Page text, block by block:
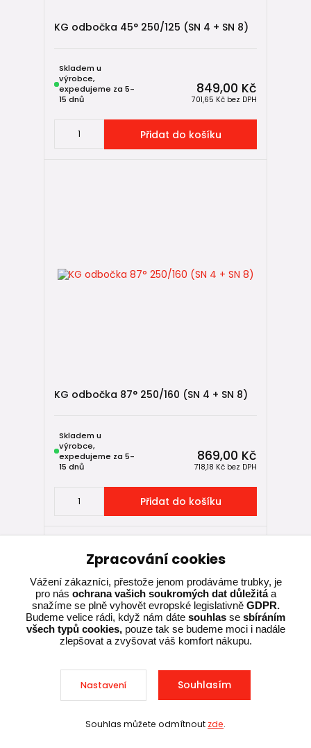
KG odbočka 45° 250/125 (SN 4 + SN 8)
849,00 Kč
701,65 Kč bez DPH
Skladem u
výrobce,
expedujeme za 5-
15 dnů
Přidat do košíku
KG odbočka 87° 250/160 (SN 4 + SN 8)
869,00 Kč
718,18 Kč bez DPH
Skladem u
výrobce,
expedujeme za 5-
15 dnů
Přidat do košíku
Sleva při nákupu nad 10 000 Kč
Zpracování cookies
Vážení zákazníci, přestože jenom prodáváme trubky, je
pro nás ochrana vašich soukromých dat důležitáa
snažíme se plně vyhovět evropské legislativně GDPR.
Budeme velice rádi, když nám dáte souhlas se sbíráním
všech typů cookies,pouze tak se budeme moci i nadále
zlepšovat a zvyšovat váš komfort nákupu.
Nastavení Souhlasím
Souhlas můžete odmítnout zde.